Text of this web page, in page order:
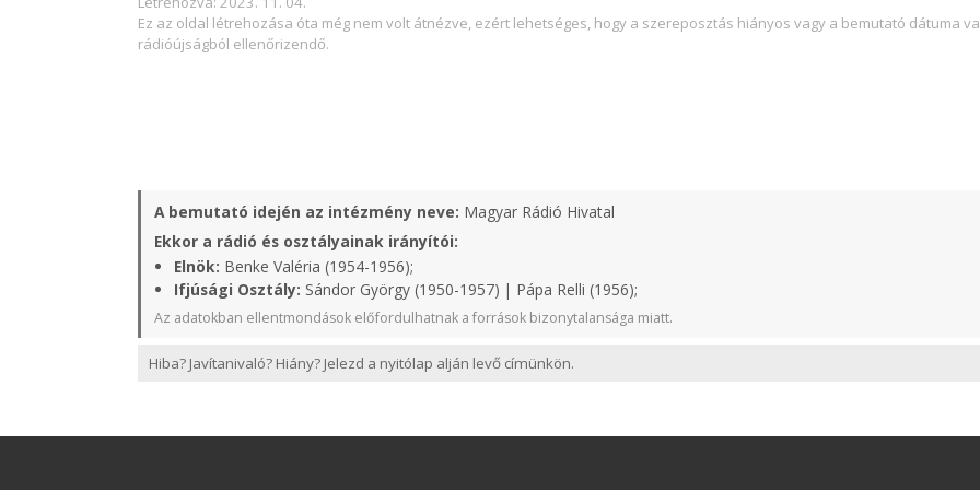
Ez az oldal létrehozása óta még nem volt átnézve, ezért lehetséges, hogy a szereposztás hiányos vagy a bemutató dátuma
rádióújságból ellenőrizendő.
A bemutató idején az intézmény neve: Magyar Rádió Hivatal
Ekkor a rádió és osztályainak irányítói:
Elnök: Benke Valéria (1954-1956);
Ifjúsági Osztály: Sándor György (1950-1957) | Pápa Relli (1956);
Az adatokban ellentmondások előfordulhatnak a források bizonytalansága miatt.
Hiba? Javítanivaló? Hiány? Jelezd a nyitólap alján levő címünkön.